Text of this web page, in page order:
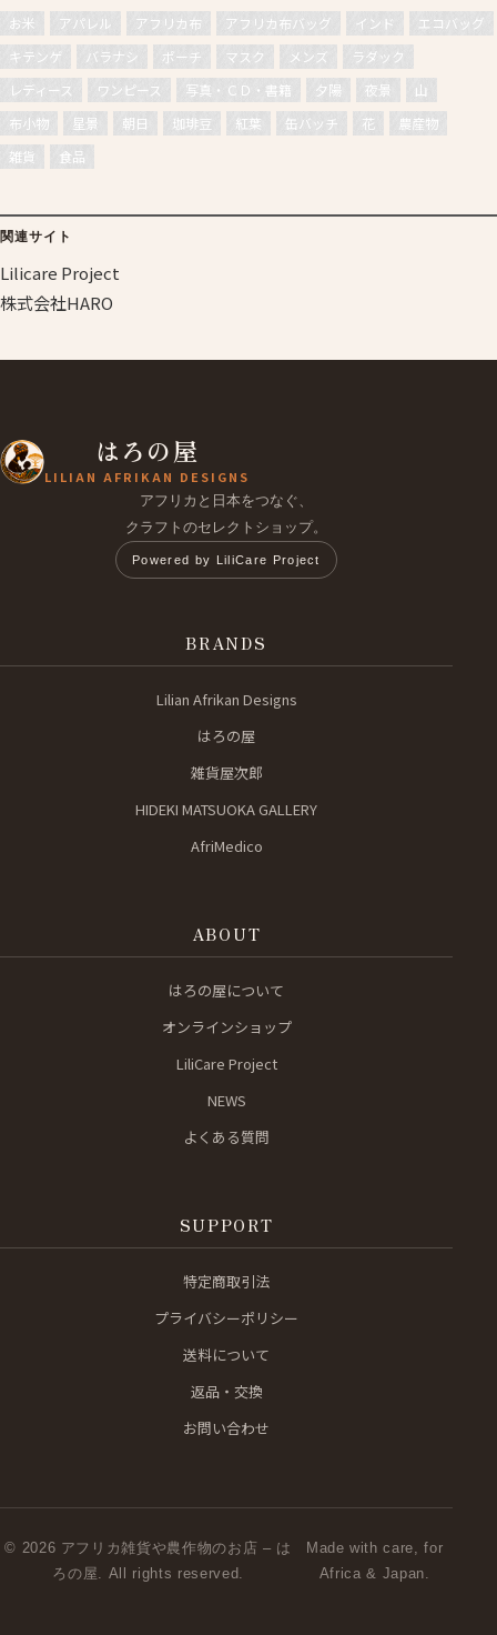
お米 アパレル アフリカ布 アフリカ布バッグ インド
エコバッグ
キテンゲ
バラナシ ポーチ マスク メンズ
ラダック
レディース
ワンピース 写真・ＣＤ・書籍 夕陽 夜景
山
布小物
星景 朝日 珈琲豆 紅葉 缶バッチ 花
農産物
雑貨
食品
関連サイト
Lilicare Project
株式会社HARO
はろの屋
LILIAN AFRIKAN DESIGNS
アフリカと日本をつなぐ、
クラフトのセレクトショップ。
Powered by LiliCare Project
BRANDS
Lilian Afrikan Designs
はろの屋
雑貨屋次郎
HIDEKI MATSUOKA GALLERY
AfriMedico
ABOUT
はろの屋について
オンラインショップ
LiliCare Project
NEWS
よくある質問
SUPPORT
特定商取引法
プライバシーポリシー
送料について
返品・交換
お問い合わせ
© 2026 アフリカ雑貨や農作物のお店 – は
ろの屋. All rights reserved.
Made with care, for
Africa & Japan.